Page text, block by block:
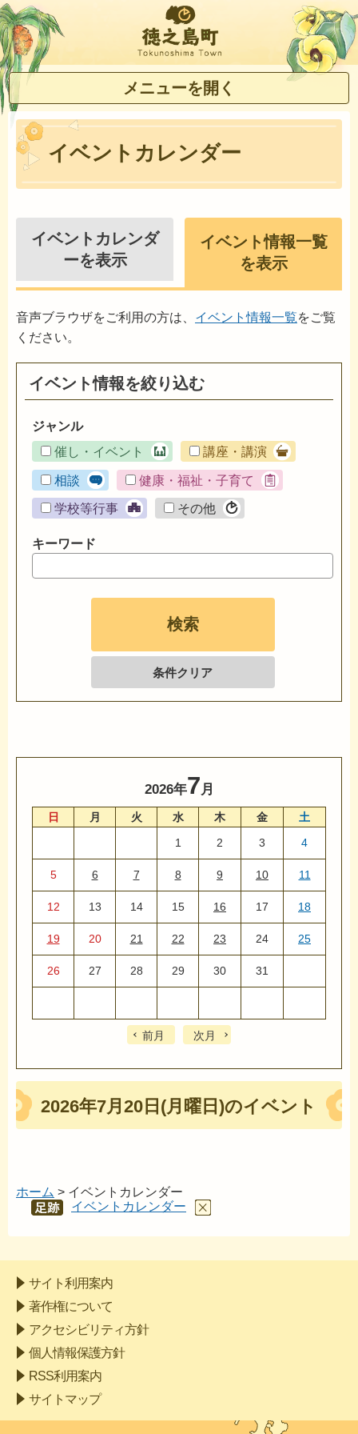
徳之島町
メニューを開く
イベントカレンダー
イベントカレンダ
ーを表示
イベント情報一覧
を表示
音声ブラウザをご利用の方は、 イベント情報一覧をご覧
ください。
イベント情報を絞り込む
ジャンル
催し・イベント
講座・講演
相談 健康・福祉・子育て
学校等行事 その他
キーワード
条件クリア
2026年7 月
日 月 火 水 木 金
土
1
2 3 4
5 6 7 8 9 10 11
12 13 14 15 16 17 18
19 20 21 22 23 24 25
26 27 28 29 30 31
前月 次月
2026年7月20日(月曜日)のイベント
ホーム > イベントカレンダー
あし
イベントカレンダー
サイト利用案内
著作権について
アクセシビリティ方針
個人情報保護方針
RSS利用案内
サイトマップ